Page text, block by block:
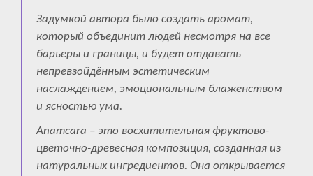
Задумкой автора было создать аромат,
который объединит людей несмотря на все
барьеры и границы, и будет отдавать
непревзойдённым эстетическим
наслаждением, эмоциональным блаженством
и ясностью ума.
Anamcara – это восхитительная фруктово-
цветочно-древесная композиция, созданная из
натуральных ингредиентов. Она открывается